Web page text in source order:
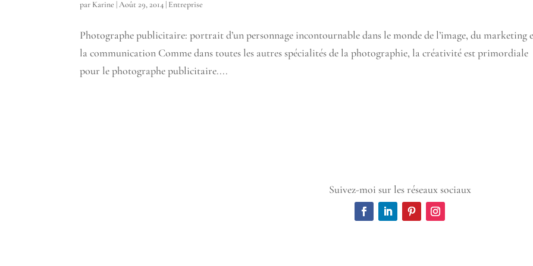
par Karine |Août 29, 2014 | Entreprise
Photographe publicitaire: portrait d’un personnage incontournable dans le monde de l’image, du marketing
la communication Comme dans toutes les autres spécialités de la photographie, la créativité est primordiale
pour le photographe publicitaire....
Suivez-moi sur les réseaux sociaux